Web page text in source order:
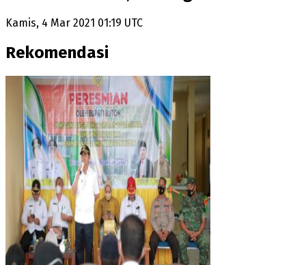
Kamis, 4 Mar 2021 01:19 UTC
Rekomendasi